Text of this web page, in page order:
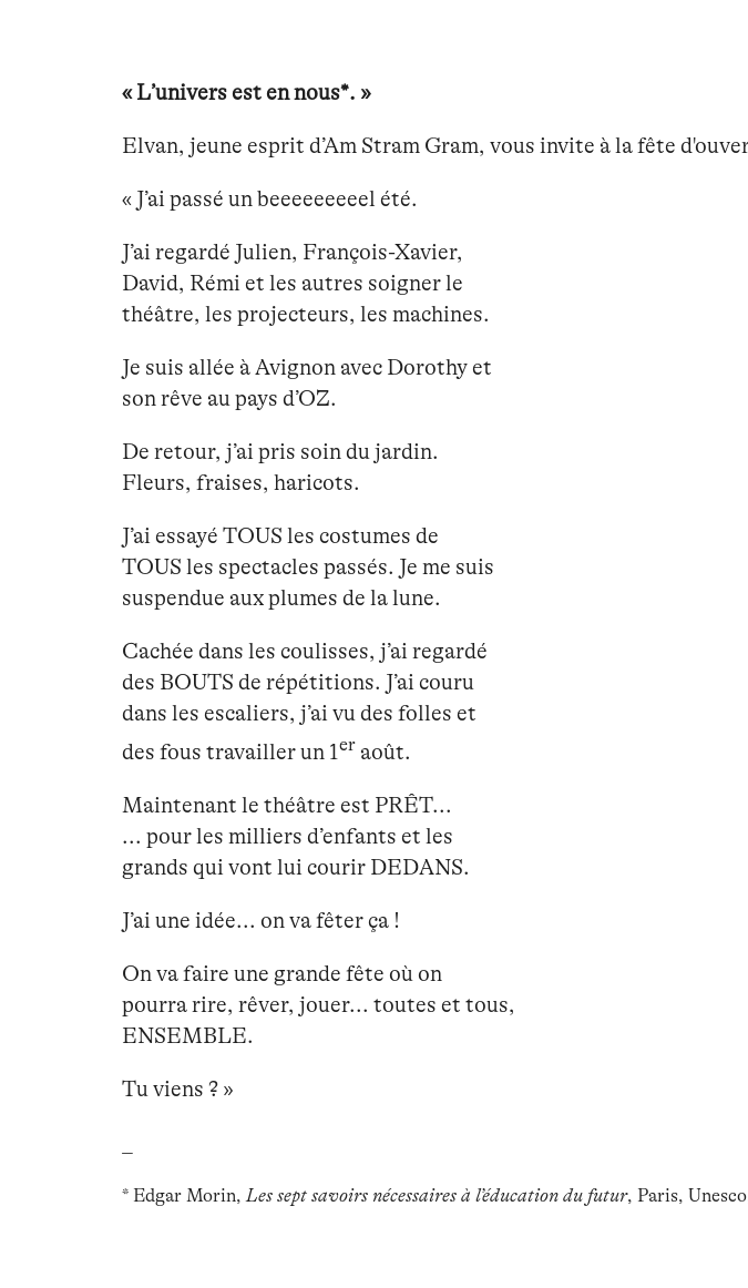
« L’univers est en nous*. »
Elvan, jeune esprit d’Am Stram Gram, vous invite à la fête
« J’ai passé un beeeeeeeeel été.
J’ai regardé Julien, François-Xavier,
David, Rémi et les autres soigner le
théâtre, les projecteurs, les machines.
Je suis allée à Avignon avec Dorothy et
son rêve au pays d’OZ.
De retour, j’ai pris soin du jardin.
Fleurs, fraises, haricots.
J’ai essayé TOUS les costumes de
TOUS les spectacles passés. Je me suis
suspendue aux plumes de la lune.
Cachée dans les coulisses, j’ai regardé
des BOUTS de répétitions. J’ai couru
dans les escaliers, j’ai vu des folles et
des fous travailler un 1er août.
Maintenant le théâtre est PRÊT...
... pour les milliers d’enfants et les
grands qui vont lui courir DEDANS.
J’ai une idée... on va fêter ça !
On va faire une grande fête où on
pourra rire, rêver, jouer... toutes et tous,
ENSEMBLE.
Tu viens ? »
* Edgar Morin, Les sept savoirs nécessaires à l’éducation du futur, Paris,